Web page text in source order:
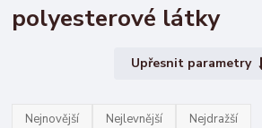
polyesterové látky
Upřesnit parametry
Nejnovější Nejlevnější Nejdražší